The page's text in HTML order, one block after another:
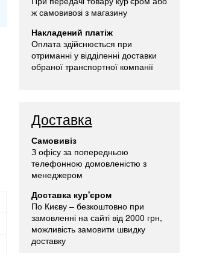
ж самовивозі з магазину
Накладений платіж
Оплата здійснюється при
отриманні у відділенні доставки
обраної транспортної компанії
Доставка
Самовивіз
З офісу за попередньою
телефонною домовленістю з
менеджером
Доставка кур'єром
По Києву – безкоштовно при
замовленні на сайті від 2000 грн,
можливість замовити швидку
доставку